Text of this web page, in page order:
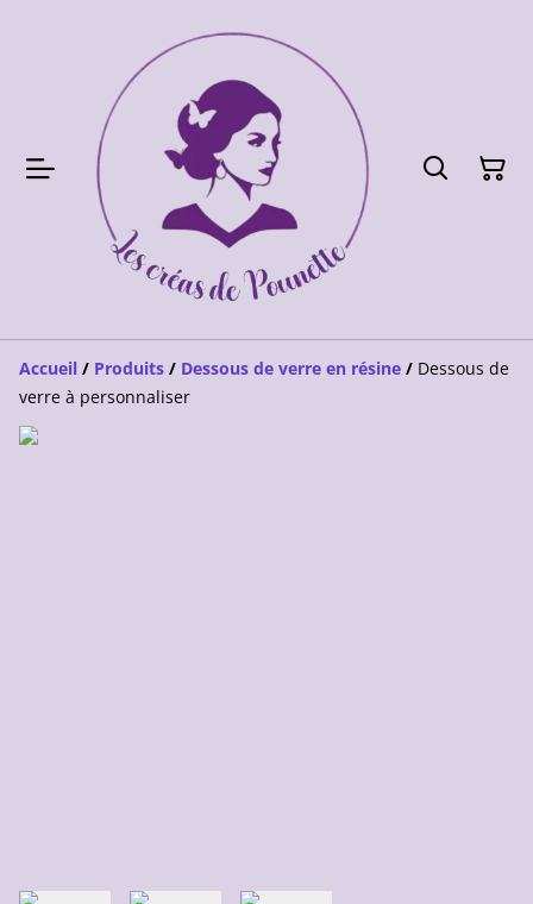
Accueil / Produits / Dessous de verre en résine / Dessous de
verre à personnaliser